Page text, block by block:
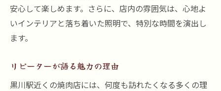
安心して楽しめます。さらに、店内の雰囲気は、心地よ
いインテリアと落ち着いた照明で、特別な時間を演出し
ます。
リピーターが語る魅力の理由
黒川駅近くの焼肉店には、何度も訪れたくなる多くの理